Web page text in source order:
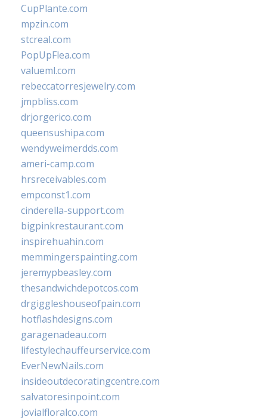
CupPlante.com
mpzin.com
stcreal.com
PopUpFlea.com
valueml.com
rebeccatorresjewelry.com
jmpbliss.com
drjorgerico.com
queensushipa.com
wendyweimerdds.com
ameri-camp.com
hrsreceivables.com
empconst1.com
cinderella-support.com
bigpinkrestaurant.com
inspirehuahin.com
memmingerspainting.com
jeremypbeasley.com
thesandwichdepotcos.com
drgiggleshouseofpain.com
hotflashdesigns.com
garagenadeau.com
lifestylechauffeurservice.com
EverNewNails.com
insideoutdecoratingcentre.com
salvatoresinpoint.com
jovialfloralco.com